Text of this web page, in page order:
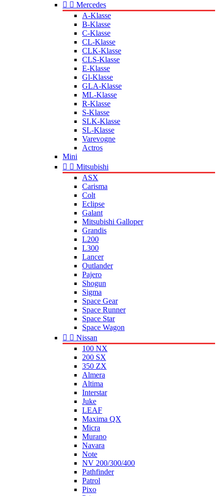
  Mercedes
A-Klasse
B-Klasse
C-Klasse
CL-Klasse
CLK-Klasse
CLS-Klasse
E-Klasse
Gl-Klasse
GLA-Klasse
ML-Klasse
R-Klasse
S-Klasse
SLK-Klasse
SL-Klasse
Varevogne
Actros
Mini
  Mitsubishi
ASX
Carisma
Colt
Eclipse
Galant
Mitsubishi Galloper
Grandis
L200
L300
Lancer
Outlander
Pajero
Shogun
Sigma
Space Gear
Space Runner
Space Star
Space Wagon
  Nissan
100 NX
200 SX
350 ZX
Almera
Altima
Interstar
Juke
LEAF
Maxima QX
Micra
Murano
Navara
Note
NV 200/300/400
Pathfinder
Patrol
Pixo